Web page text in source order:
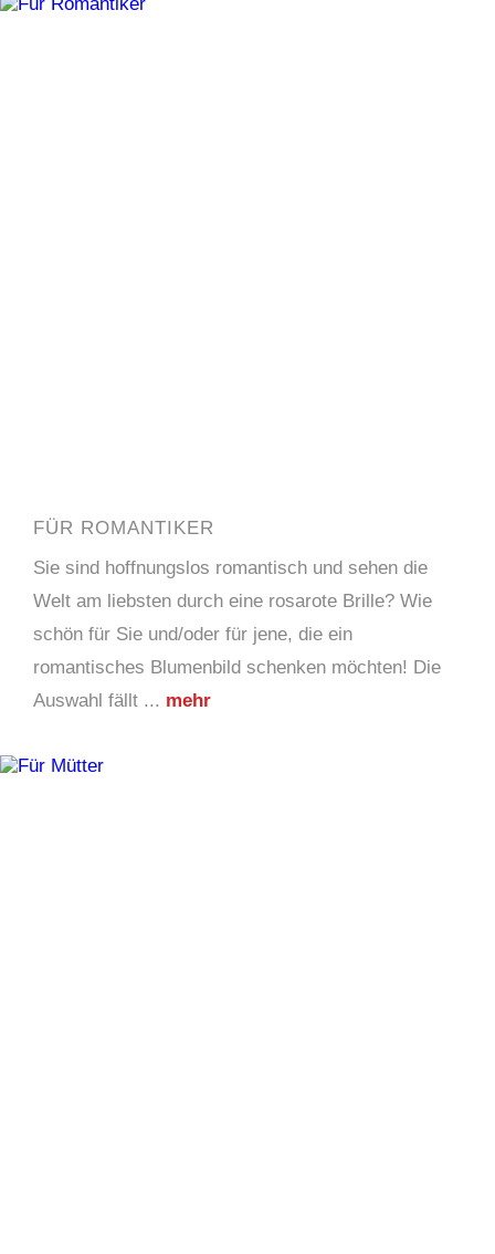
FÜR ROMANTIKER
Sie sind hoffnungslos romantisch und sehen die
Welt am liebsten durch eine rosarote Brille? Wie
schön für Sie und/oder für jene, die ein
romantisches Blumenbild schenken möchten! Die
Auswahl fällt ... mehr